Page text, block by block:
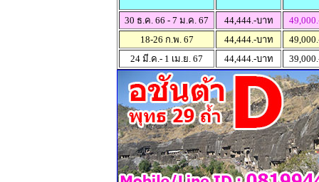
30 ธ.ค. 66 - 7 ม.ค. 67 44,444.-บาท
18-26 ก.พ. 67
44,444.-บาท
24 มี.ค.- 1 เม.ย. 67
44,444.-บาท